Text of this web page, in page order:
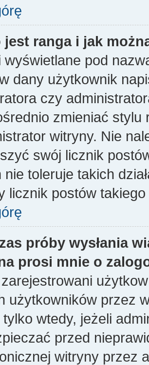
jest ranga i jak
wyświetlane pod
dany użytkownik
czy
zmieniać stylu
witryny. Nie
swój licznik
nie toleruje takich
licznik postów
próby wysłania
prosi mnie o
użytkowników przez
tylko wtedy, jeżeli
przed
witryny przez